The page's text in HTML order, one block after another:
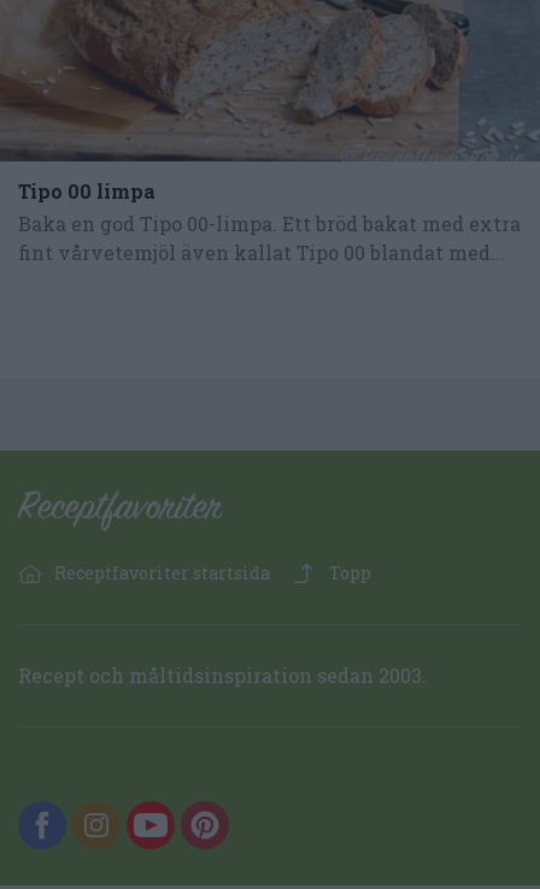
Tipo 00 limpa
Baka en god Tipo 00-limpa. Ett bröd bakat med extra
fint vårvetemjöl även kallat Tipo 00 blandat med...
Receptfavoriter startsida Topp
Recept och måltidsinspiration sedan 2003.